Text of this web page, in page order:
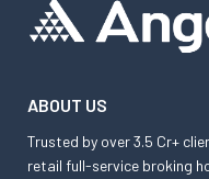
ABOUT US
Trusted by over 3.5 Cr+
retail full-service broking